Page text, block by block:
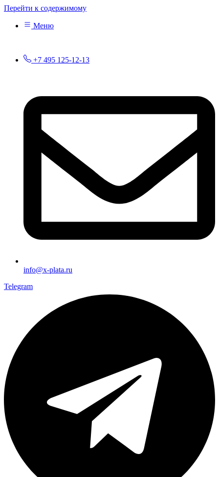
Перейти к содержимому
Меню
+7 495 125-12-13
info@x-plata.ru
Telegram